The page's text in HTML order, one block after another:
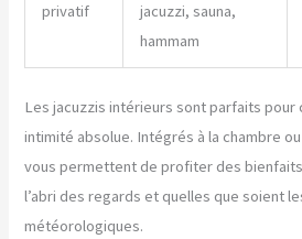
privatif
jacuzzi, sauna,
hammam
Les jacuzzis intérieurs sont parfaits pour
intimité absolue. Intégrés à la chambre
vous permettent de profiter des
l’abri des regards et quelles que soient
météorologiques.